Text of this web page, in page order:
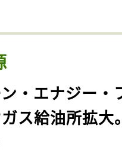
・エナジー・
ス給油所拡大